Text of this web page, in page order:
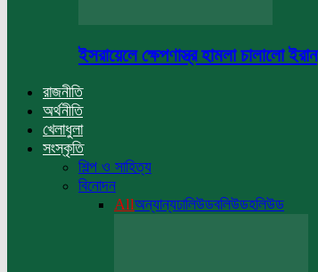
ইসরায়েলে ক্ষেপণাস্ত্র হামলা চালালো ইরান
রাজনীতি
অর্থনীতি
খেলাধুলা
সংস্কৃতি
শিল্প ও সাহিত্য
বিনোদন
Allঅন্যান্যঢালিউডবলিউডহলিউড